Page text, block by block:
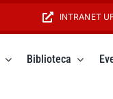
INTRANET
Biblioteca